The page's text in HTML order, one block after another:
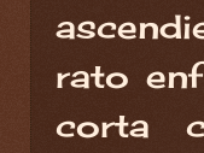
rato
corta